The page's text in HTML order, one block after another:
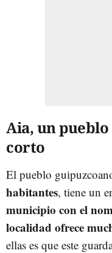
Aia, un
corto
El pueblo
habitantes, tiene un
municipio con el
localidad ofrece
ellas es que este